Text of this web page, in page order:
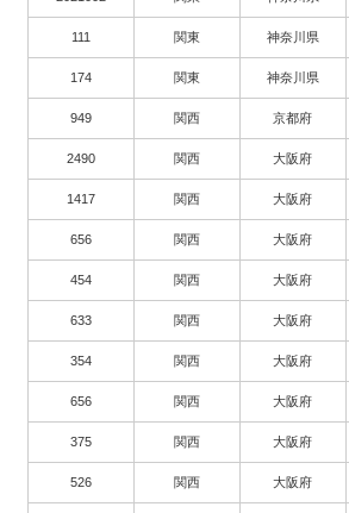
111 関東 神奈川県
174 関東 神奈川県
949 関西 京都府
2490 関西 大阪府
1417 関西 大阪府
656 関西 大阪府
454 関西 大阪府
633 関西 大阪府
354 関西 大阪府
656 関西 大阪府
375 関西 大阪府
526 関西 大阪府